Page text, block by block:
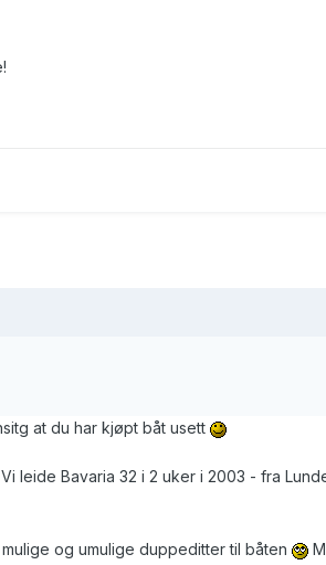
at du har kjøpt båt usett
leide Bavaria 32 i 2 uker i 2003 - fra
og umulige duppeditter til båten